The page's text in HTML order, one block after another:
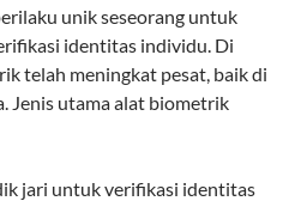
unik seseorang untuk
identitas individu. Di
telah meningkat pesat, baik di
Jenis utama alat biometrik
jari untuk verifikasi identitas